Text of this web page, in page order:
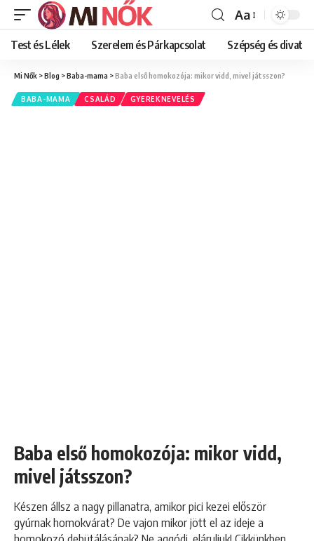
Font
Resizer
Aa
Test és Lélek Szerelem és Párkapcsolat Szépség és divat
Mi Nők >Blog >Baba-mama >Baba első homokozója: mikor vidd, mivel játsszon?
BABA-MAMA CSALÁD GYEREKNEVELÉS
Baba első homokozója: mikor vidd,
mivel játsszon?
Készen állsz a nagy pillanatra, amikor pici kezei először
gyúrnak homokvárat? De vajon mikor jött el az ideje a